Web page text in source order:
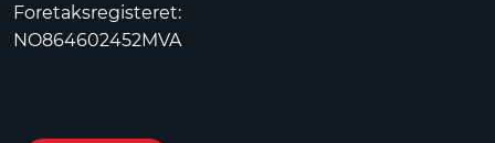
Foretaksregisteret:
NO864602452MVA